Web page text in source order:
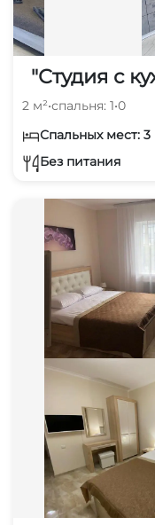
"Студия с
2 м²•спальня: 1•0
Спальных мест: 3
Без питания